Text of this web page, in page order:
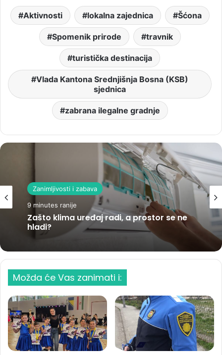
Aktivnosti lokalna zajednica Šćona
Spomenik prirode travnik
turistička destinacija
Vlada Kantona Srednjišnja Bosna (KSB)
sjednica
zabrana ilegalne gradnje
Zanimljivosti i zabava
9 minutes ranije
Zašto klima uređaj radi, a prostor se ne
hladi?
Možda će Vas zanimati i: